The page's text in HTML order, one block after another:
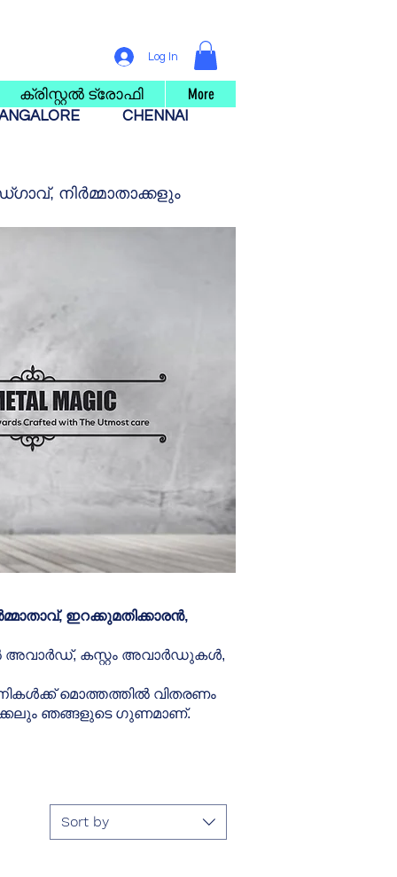
Log In
ക്രിസ്റ്റൽ ട്രോഫി More
CHENNAI
നിർമ്മാതാക്കളും
ഇറക്കുമതിക്കാരൻ,
അവാർഡ്, കസ്റ്റം അവാർഡുകൾ,
മൊത്തത്തിൽ വിതരണം
ഞങ്ങളുടെ ഗുണമാണ്.
Sort by